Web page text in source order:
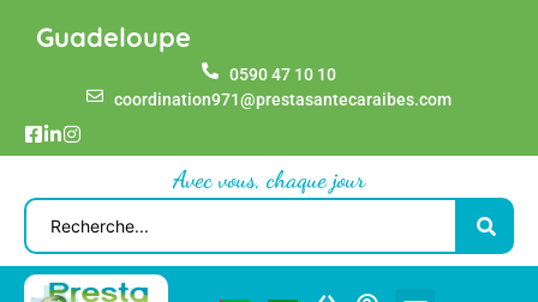
Guadeloupe
0590 47 10 10
coordination971@prestasantecaraibes.com
Avec vous, chaque jour